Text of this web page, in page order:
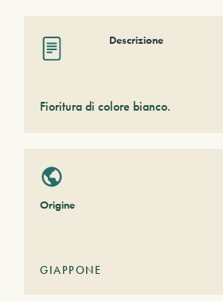
Descrizione
Fioritura di colore bianco.
Origine
GIAPPONE